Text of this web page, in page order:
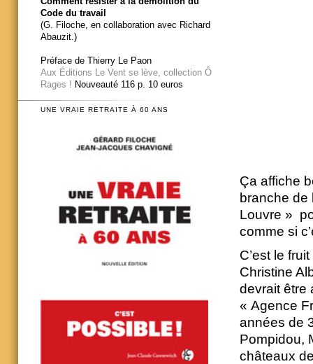
Ça affiche
branche
Louvre »
comme si
C’est le
Christine
devrait être
« Agence
années de
Pompidou,
châteaux
Code du travail
(G. Filoche, en collaboration avec Richard
Abauzit.)
Préface de Thierry Le Paon
Aux Éditions Le Vent se lève, collection Ô
Rages ! Nouveauté 116 p. 10 euros
UNE VRAIE RETRAITE À 60 ANS